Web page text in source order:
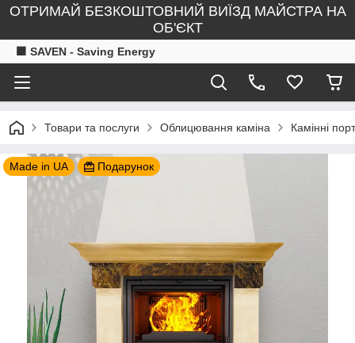
ОТРИМАЙ БЕЗКОШТОВНИЙ ВИЇЗД МАЙСТРА НА
ОБ'ЄКТ
🟧 SAVEN - Saving Energy
Товари та послуги Облицювання каміна Камінні
Made in UA Подарунок